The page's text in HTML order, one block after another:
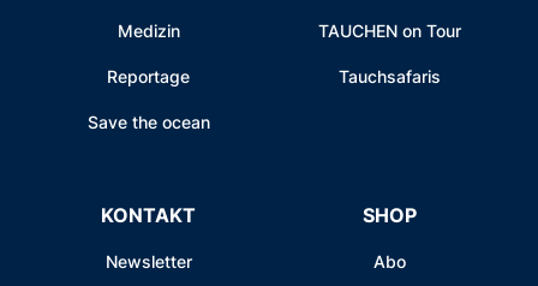
Medizin
Reportage
Save the ocean
TAUCHEN on Tour
Tauchsafaris
KONTAKT
Newsletter
SHOP
Abo